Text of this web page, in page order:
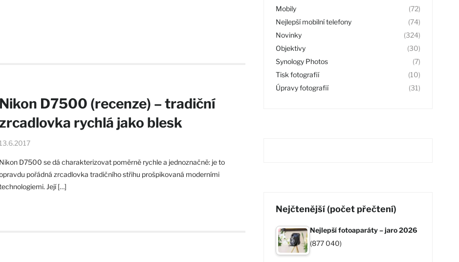
Nikon D7500 (recenze) – tradiční
rychlá jako blesk
13.6.2017
Nikon D7500 se dá charakterizovat poměrně rychle a jednoznačně: je to
pořádná zrcadlovka tradičního střihu prošpikovaná moderními
Její […]
Mobily
(72)
Nejlepší mobilní telefony
(74)
Novinky
(324)
Objektivy
(30)
Synology Photos
(7)
Tisk fotografií
(10)
Úpravy fotografií
(31)
Nejčtenější (počet přečtení)
Nejlepší fotoaparáty – jaro 2026
(877 040)